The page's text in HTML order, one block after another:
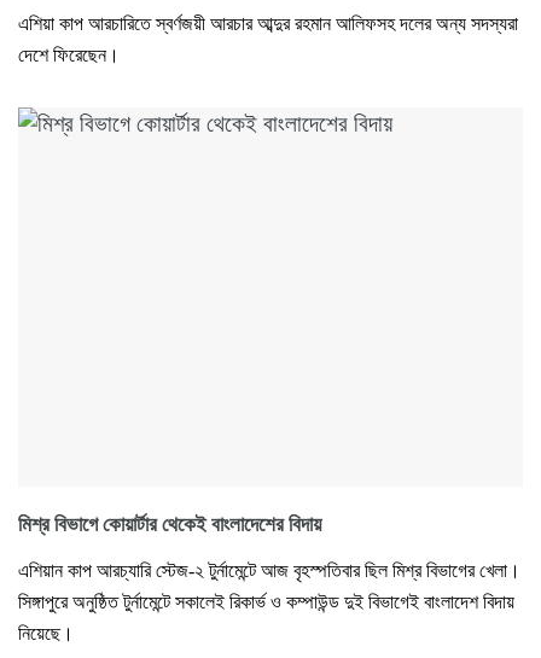
এশিয়া কাপ আরচারিতে স্বর্ণজয়ী আরচার আব্দুর রহমান আলিফসহ দলের অন্য সদস্যরা
দেশে ফিরেছেন।
মিশ্র বিভাগে কোয়ার্টার থেকেই বাংলাদেশের বিদায়
এশিয়ান কাপ আরচ্যারি স্টেজ-২ টুর্নামেন্টে আজ বৃহস্পতিবার ছিল মিশ্র বিভাগের খেলা।
সিঙ্গাপুরে অনুষ্ঠিত টুর্নামেন্টে সকালেই রিকার্ভ ও কম্পাউন্ড দুই বিভাগেই বাংলাদেশ বিদায়
নিয়েছে।